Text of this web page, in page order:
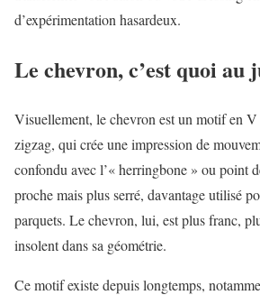
d’expérimentation hasardeux.
Le chevron, c’est quoi au
Visuellement, le chevron est un motif en V
zigzag, qui crée une impression de
confondu avec l’« herringbone » ou point
proche mais plus serré, davantage utilisé
parquets. Le chevron, lui, est plus franc,
insolent dans sa géométrie.
Ce motif existe depuis longtemps,